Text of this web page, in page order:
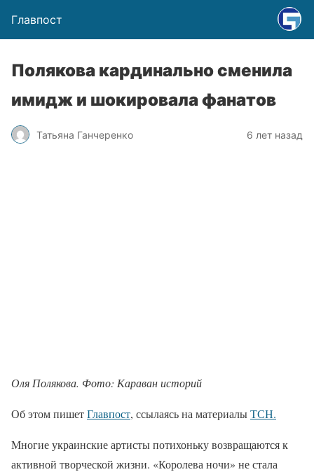
Главпост
Полякова кардинально сменила
имидж и шокировала фанатов
Татьяна Ганчеренко 6 лет назад
Оля Полякова. Фото: Караван историй
Об этом пишетГлавпост, ссылаясь на материалыТСН.
Многие украинские артисты потихоньку возвращаются к
активной творческой жизни. «Королева ночи» не стала